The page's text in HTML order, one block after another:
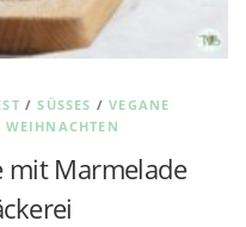
/SÜSSES /VEGANE
WEIHNACHTEN
mit Marmelade